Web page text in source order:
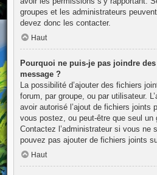
groupes et les administrateurs
devez donc les contacter.
Haut
Pourquoi ne puis-je pas joindre
message ?
La possibilité d’ajouter des fichiers
forum, par groupe, ou par utilisateur.
avoir autorisé l’ajout de fichiers joints
vous postez, ou peut-être que seul un
Contactez l’administrateur si vous ne
pouvez pas ajouter de fichiers joints
Haut